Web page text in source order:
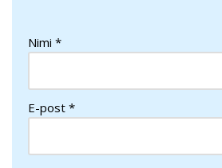
Nimi *
E-post *